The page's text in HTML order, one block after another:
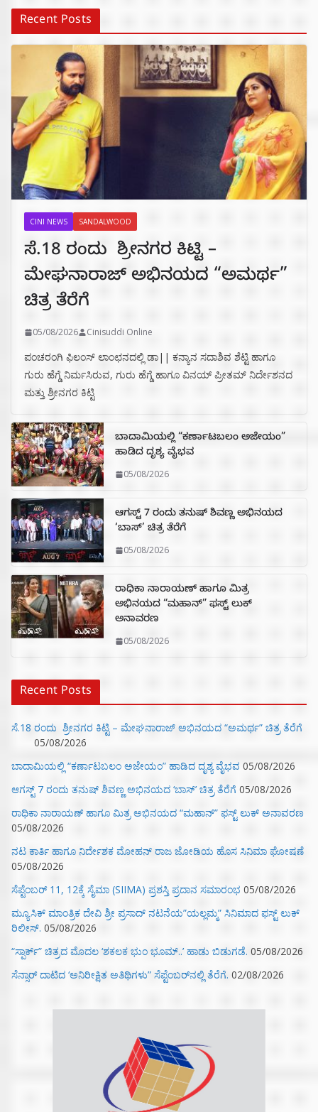
Recent Posts
CINI NEWS SANDALWOOD
ಸೆ.18 ರಂದು ಶ್ರೀನಗರ ಕಿಟ್ಟಿ –
ಮೇಘನಾರಾಜ್ ಅಭಿನಯದ “ಅಮರ್ಥ”
ಚಿತ್ರ ತೆರೆಗೆ
05/08/2026 Cinisuddi Online
ಪಂಚರಂಗಿ ಫಿಲಂಸ್ ಲಾಂಛನದಲ್ಲಿ ಡಾ|| ಕನ್ಯಾನ ಸದಾಶಿವ ಶೆಟ್ಟಿ ಹಾಗೂ
ಗುರು ಹೆಗ್ಡೆ ನಿರ್ಮಸಿರುವ, ಗುರು ಹೆಗ್ಡೆ ಹಾಗೂ ವಿನಯ್ ಪ್ರೀತಮ್ ನಿರ್ದೇಶನದ
ಮತ್ತು ಶ್ರೀನಗರ ಕಿಟ್ಟಿ
ಬಾದಾಮಿಯಲ್ಲಿ “ಕರ್ಣಾಟಬಲಂ ಅಜೇಯಂ”
ಹಾಡಿದ ದೃಶ್ಯ ವೈಭವ
05/08/2026
ಆಗಸ್ಟ್ 7 ರಂದು ತನುಷ್ ಶಿವಣ್ಣ ಅಭಿನಯದ
‘ಬಾಸ್’ ಚಿತ್ರ ತೆರೆಗೆ
05/08/2026
ರಾಧಿಕಾ ನಾರಾಯಣ್ ಹಾಗೂ ಮಿತ್ರ
ಅಭಿನಯದ “ಮಹಾನ್” ಫಸ್ಟ್ ಲುಕ್
ಅನಾವರಣ
05/08/2026
Recent Posts
ಸೆ.18 ರಂದು ಶ್ರೀನಗರ ಕಿಟ್ಟಿ – ಮೇಘನಾರಾಜ್ ಅಭಿನಯದ “ಅಮರ್ಥ” ಚಿತ್ರ ತೆರೆಗೆ
05/08/2026
ಬಾದಾಮಿಯಲ್ಲಿ “ಕರ್ಣಾಟಬಲಂ ಅಜೇಯಂ” ಹಾಡಿದ ದೃಶ್ಯ ವೈಭವ 05/08/2026
ಆಗಸ್ಟ್ 7 ರಂದು ತನುಷ್ ಶಿವಣ್ಣ ಅಭಿನಯದ ‘ಬಾಸ್’ ಚಿತ್ರ ತೆರೆಗೆ 05/08/2026
ರಾಧಿಕಾ ನಾರಾಯಣ್ ಹಾಗೂ ಮಿತ್ರ ಅಭಿನಯದ “ಮಹಾನ್” ಫಸ್ಟ್ ಲುಕ್ ಅನಾವರಣ
05/08/2026
ನಟ ಕಾರ್ತಿ ಹಾಗೂ ನಿರ್ದೇಶಕ ಮೋಹನ್ ರಾಜ ಜೋಡಿಯ ಹೊಸ ಸಿನಿಮಾ ಘೋಷಣೆ
05/08/2026
ಸೆಪ್ಟೆಂಬರ್ 11, 12ಕ್ಕೆ ಸೈಮಾ (SIIMA) ಪ್ರಶಸ್ತಿ ಪ್ರದಾನ ಸಮಾರಂಭ 05/08/2026
ಮ್ಯೂಸಿಕ್‌ ಮಾಂತ್ರಿಕ ದೇವಿ ಶ್ರೀ ಪ್ರಸಾದ್ ನಟನೆಯ”ಯಲ್ಲಮ್ಮ” ಸಿನಿಮಾದ ಫಸ್ಟ್‌ ಲುಕ್‌
ರಿಲೀಸ್. 05/08/2026
“ಸ್ಪಾರ್ಕ್” ಚಿತ್ರದ ಮೊದಲ‌ ‘ಶಕಲಕ ಭುಂ‌ ಭೂಮ್..’ ಹಾಡು ಬಿಡುಗಡೆ. 05/08/2026
ಸೆನ್ಸಾರ್ ದಾಟಿದ ‘ಅನಿರೀಕ್ಷಿತ ಅತಿಥಿಗಳು” ಸೆಪ್ಟೆಂಬರ್‌ನಲ್ಲಿ ತೆರೆಗೆ. 02/08/2026